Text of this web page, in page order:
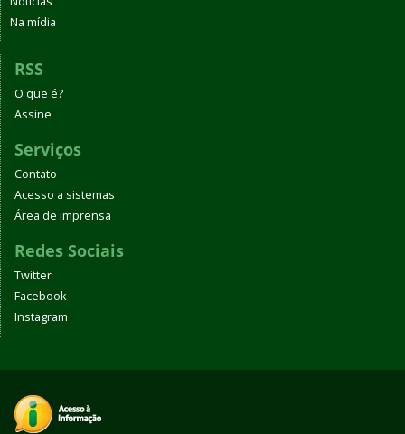
Na mídia
RSS
O que é?
Assine
Serviços
Contato
Acesso a sistemas
Área de imprensa
Redes Sociais
Twitter
Facebook
Instagram